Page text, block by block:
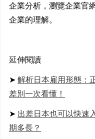
企業分析，瀏覽企業官
企業的理解。
延伸閱讀
➤ 解析日本雇用形態：
差別一次看懂！
➤ 出差日本也可以快速
期多長？